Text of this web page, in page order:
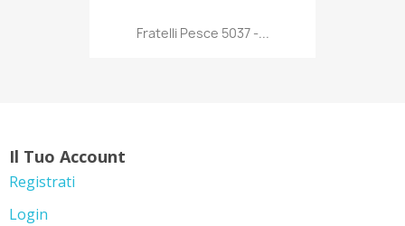
Anteprima
Fratelli Pesce 5037 -...
Il Tuo Account
Registrati
Login